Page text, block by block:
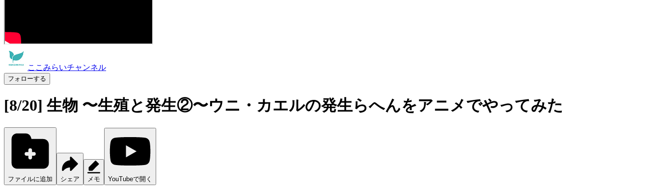
ここみらいチャンネル
フォローする
[8/20] 生物 〜生殖と発生②〜ウニ・カエルの発生らへんをアニメでやってみた
ファイルに追加 シェア メモ YouTubeで開く